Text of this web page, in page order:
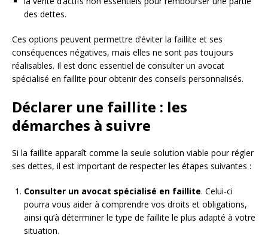
des dettes.
Ces options peuvent permettre d’éviter la faillite et ses
conséquences négatives, mais elles ne sont pas toujours
réalisables. Il est donc essentiel de consulter un avocat
spécialisé en faillite pour obtenir des conseils personnalisés.
Déclarer une faillite : les
démarches à suivre
Si la faillite apparaît comme la seule solution viable pour régler
ses dettes, il est important de respecter les étapes suivantes :
Consulter un avocat spécialisé en faillite. Celui-ci
pourra vous aider à comprendre vos droits et obligations,
ainsi qu’à déterminer le type de faillite le plus adapté à votre
situation.